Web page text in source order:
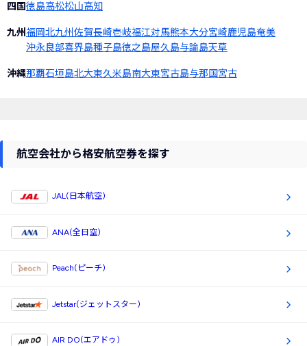
四国徳島高松松山高知
九州福岡北九州佐賀長崎壱岐福江対馬熊本大分宮崎鹿児島奄美
沖永良部喜界島種子島徳之島屋久島与論島天草
沖縄那覇石垣島北大東久米島南大東宮古島与那国宮古
航空会社から格安航空券を探す
JAL(日本航空)
ANA(全日空)
Peach(ピーチ)
Jetstar(ジェットスター)
AIR DO(エアドゥ)